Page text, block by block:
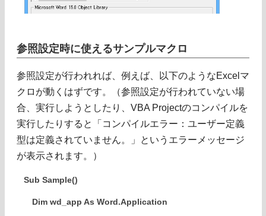
参照設定時に使えるサンプルマクロ
参照設定が行われれば、例えば、以下のようなExcelマ
クロが動くはずです。（参照設定が行われていない場
合、実行しようとしたり、VBA Projectのコンパイルを
実行したりすると「コンパイルエラー：ユーザー定義
型は定義されていません。」というエラーメッセージ
が表示されます。）
Sub Sample()
Dim wd_app As Word.Application